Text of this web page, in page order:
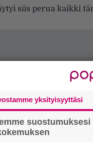
siis perua kaikki
yksityisyyttäsi